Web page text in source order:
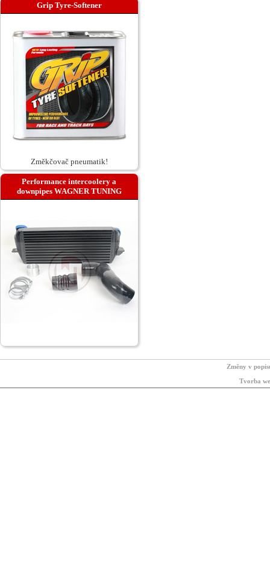
Grip Tyre-Softener
Změkčovač pneumatik!
Performance intercoolery a
downpipes WAGNER TUNING
Změny v
Tvorba